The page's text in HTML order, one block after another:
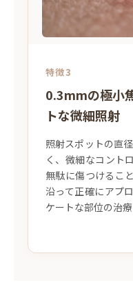
特徴3
0.3mmの極小
トな微細照射
照射スポットの直
く、微細なコント
無駄に傷つけるこ
沿って正確にアプ
ケートな部位の治